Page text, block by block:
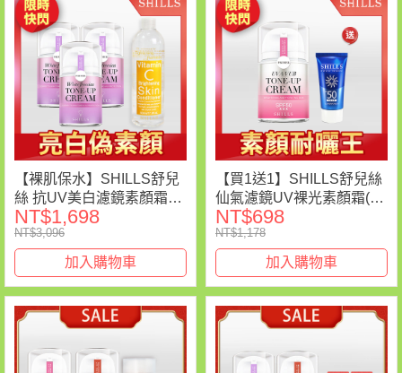
【裸肌保水】SHILLS舒兒
絲 抗UV美白濾鏡素顏霜
*3+維他命C化妝水*1
NT$1,698
NT$3,096
加入購物車
【買1送1】SHILLS舒兒絲
仙氣濾鏡UV裸光素顏霜(小
仙女)*1＋防曬凝乳(隨身
版)*1
NT$698
NT$1,178
加入購物車